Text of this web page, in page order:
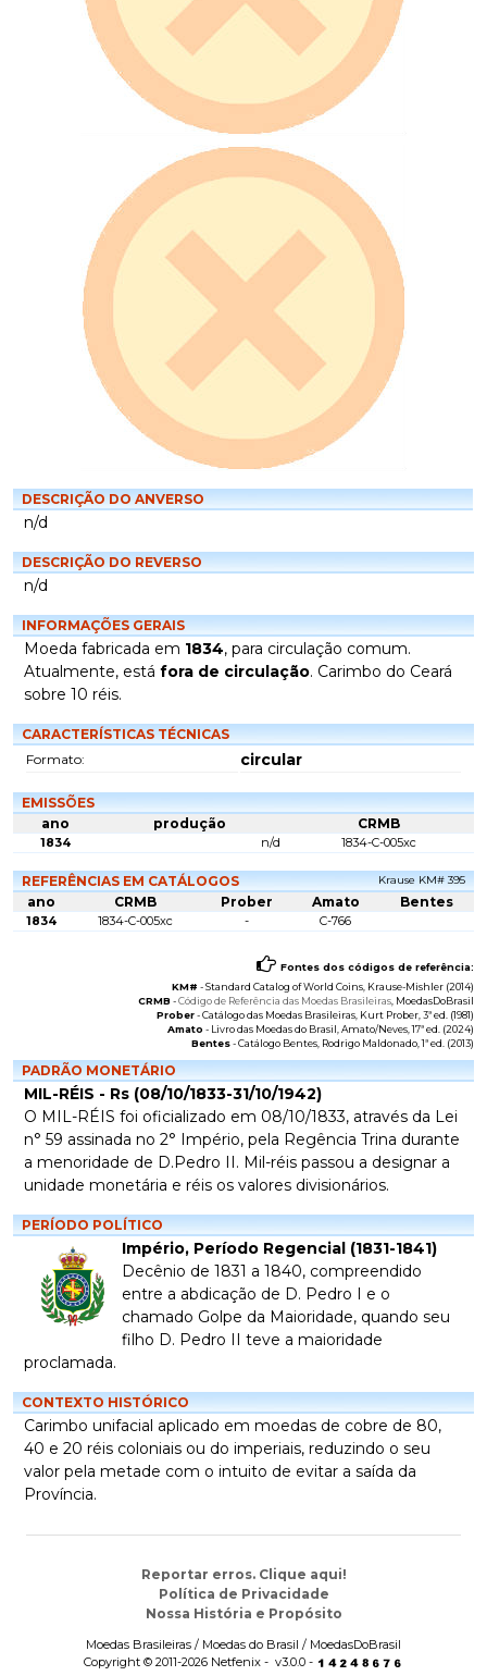
DESCRIÇÃO DO ANVERSO
n/d
DESCRIÇÃO DO REVERSO
n/d
INFORMAÇÕES GERAIS
Moeda fabricada em 1834, para circulação comum.
Atualmente, está fora de circulação. Carimbo do Ceará
sobre 10 réis.
CARACTERÍSTICAS TÉCNICAS
Formato:
circular
EMISSÕES
ano
produção CRMB
1834 n/d 1834-C-005xc
REFERÊNCIAS EM CATÁLOGOS Krause KM# 395
ano CRMB Prober Amato Bentes
1834 1834-C-005xc - C-766
Fontes dos códigos de referência:
KM# -Standard Catalog of World Coins , Krause-Mishler (2014)
CRMB -Código de Referência das Moedas Brasileiras , MoedasDoBrasil
Prober-Catálogo das Moedas Brasileiras , Kurt Prober, 3ª ed. (1981)
Amato - Livro das Moedas do Brasil , Amato/Neves, 17ª ed. (2024)
Bentes-Catálogo Bentes , Rodrigo Maldonado, 1ª ed. (2013)
PADRÃO MONETÁRIO
MIL-RÉIS - Rs (08/10/1833-31/10/1942)
O MIL-RÉIS foi oficializado em 08/10/1833, através da Lei
n° 59 assinada no 2° Império, pela Regência Trina durante
a menoridade de D.Pedro II. Mil-réis passou a designar a
unidade monetária e réis os valores divisionários.
PERÍODO POLÍTICO
Império, Período Regencial (1831-1841)
Decênio de 1831 a 1840, compreendido
entre a abdicação de D. Pedro I e o
chamado Golpe da Maioridade, quando seu
filho D. Pedro II teve a maioridade
proclamada.
CONTEXTO HISTÓRICO
Carimbo unifacial aplicado em moedas de cobre de 80,
40 e 20 réis coloniais ou do imperiais, reduzindo o seu
valor pela metade com o intuito de evitar a saída da
Província.
Reportar erros. Clique aqui!
Política de Privacidade
Nossa História e Propósito
Moedas Brasileiras / Moedas do Brasil / MoedasDoBrasil
Copyright © 2011-2026 Netfenix - v3.0.0 -